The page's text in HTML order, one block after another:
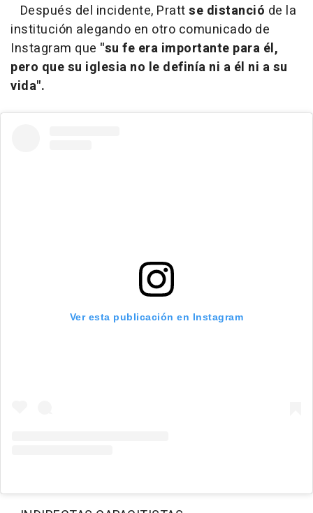
Después del incidente, Prattse distanció de la
institución alegando en otro comunicado de
Instagram que "su fe era importante para él,
pero que su iglesia no le definía ni a él ni a su
vida".
Ver esta publicación en Instagram